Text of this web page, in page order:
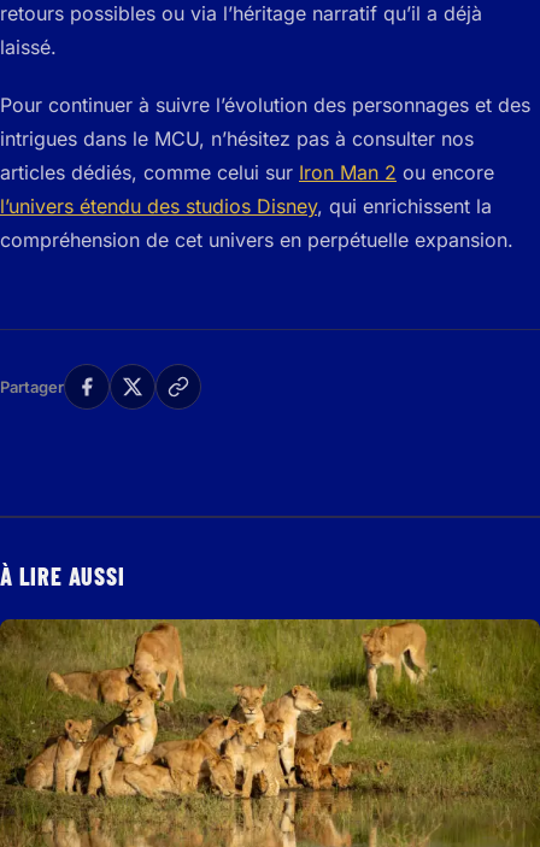
retours possibles ou via l’héritage narratif qu’il a déjà
laissé.
Pour continuer à suivre l’évolution des personnages et des
intrigues dans le MCU, n’hésitez pas à consulter nos
articles dédiés, comme celui sur Iron Man 2 ou encore
l’univers étendu des studios Disney, qui enrichissent la
compréhension de cet univers en perpétuelle expansion.
Partager
À LIRE AUSSI